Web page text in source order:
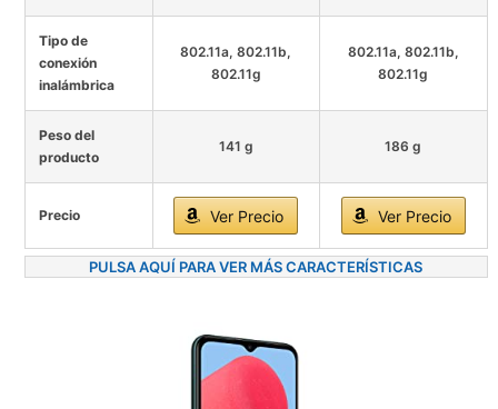
Tipo de
conexión
inalámbrica
802.11a, 802.11b,
802.11g
802.11a, 802.11b,
802.11g
Peso del
producto
141 g 186 g
Precio Ver Precio Ver Precio
PULSA AQUÍ PARA VER MÁS CARACTERÍSTICAS